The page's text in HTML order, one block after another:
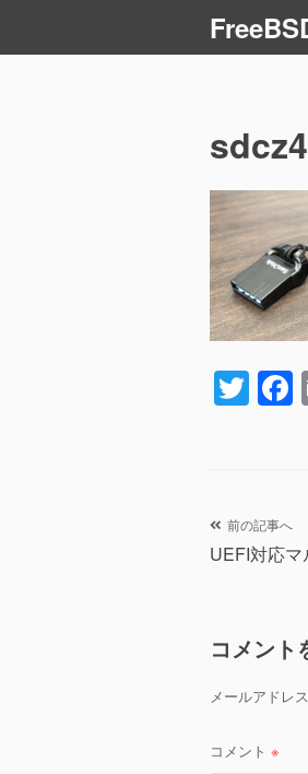
T
wi
投
稿
ビ
ゲ
ー
前の記事へ
UEFI対応
コメント
メールアドレ
コメント ※